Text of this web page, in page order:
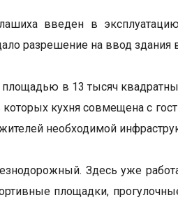
введен в
разрешение на ввод здания в
в 13 тысяч
кухня совмещена с
необходимой
Здесь уже
площадки,